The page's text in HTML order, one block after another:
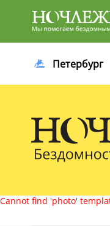
Баннер
Петербург
Cannot find 'photo'